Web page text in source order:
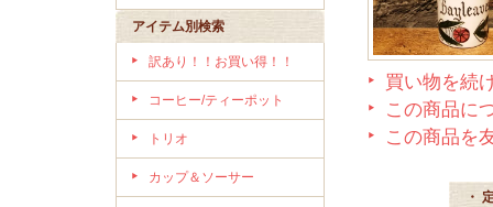
アイテム別検索
訳あり！！お買い得！！
コーヒー/ティーポット
トリオ
カップ＆ソーサー
買い物を続
この商品に
この商品を
・